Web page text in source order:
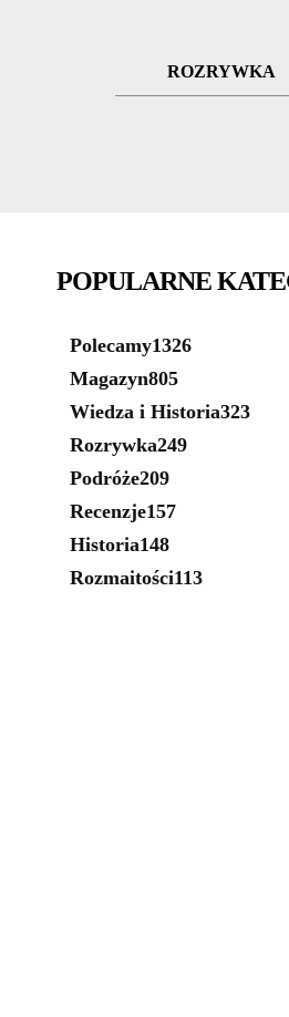
ROZRYWKA
POPULARNE
Polecamy1326
Magazyn805
Wiedza i Historia323
Rozrywka249
Podróże209
Recenzje157
Historia148
Rozmaitości113